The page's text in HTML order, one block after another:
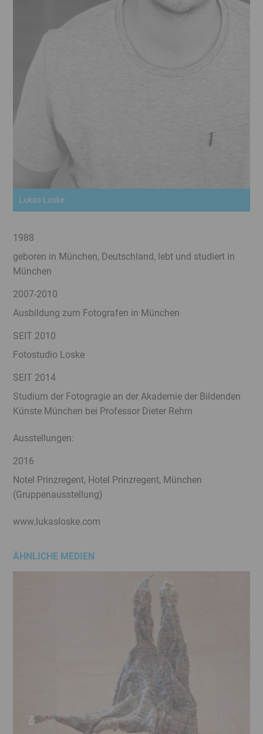
Lukas Loske
1988
geboren in München, Deutschland, lebt und studiert in
München
2007-2010
Ausbildung zum Fotografen in München
SEIT 2010
Fotostudio Loske
SEIT 2014
Studium der Fotogragie an der Akademie der Bildenden
Künste München bei Professor Dieter Rehm
Ausstellungen:
2016
Notel Prinzregent, Hotel Prinzregent, München
(Gruppenausstellung)
www.lukasloske.com
ÄHNLICHE MEDIEN